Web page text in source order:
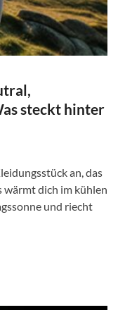
steckt hinter
an, das
wärmt dich im kühlen
und riecht